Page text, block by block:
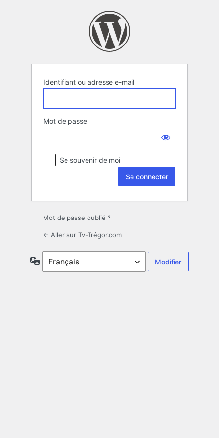
Identifiant ou adresse e-mail
Mot de passe
Se souvenir de moi
Mot de passe oublié ?
← Aller sur Tv-Trégor.com
Langue